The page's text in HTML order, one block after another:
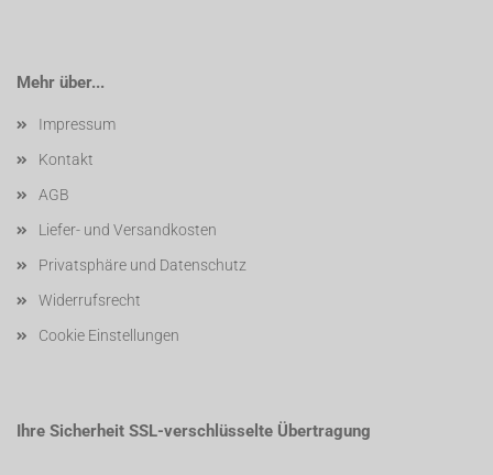
Mehr über...
Impressum
Kontakt
AGB
Liefer- und Versandkosten
Privatsphäre und Datenschutz
Widerrufsrecht
Cookie Einstellungen
Ihre Sicherheit SSL-verschlüsselte Übertragung